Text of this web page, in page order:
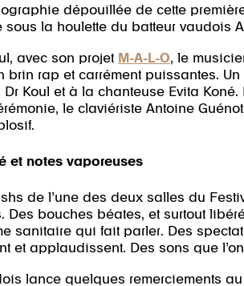
dépouillée de cette première
sous la houlette du batteur vaudois
avec son projet M-A-L-O, le
brin rap et carrément puissantes.
Koul et à la chanteuse Evita Koné.
le claviériste Antoine
et notes vaporeuses
de l’une des deux salles du
Des bouches béates, et surtout
sanitaire qui fait parler. Des
et applaudissent. Des sons que
lance quelques remerciements